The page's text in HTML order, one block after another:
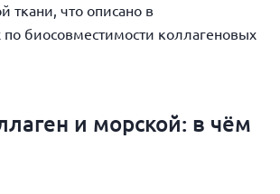
ткани, что описано в
по биосовместимости коллагеновых
и морской: в чём